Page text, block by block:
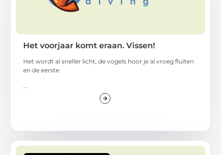
Het voorjaar komt eraan. Vissen!
Het wordt al sneller licht, de vogels hoor je al vroeg fluiten
en de eerste
...